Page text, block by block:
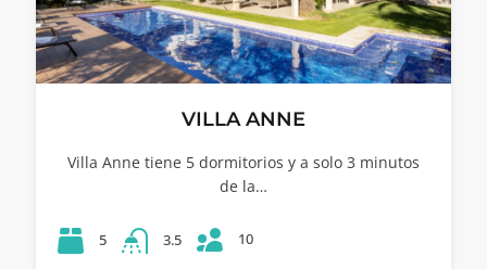
VILLA ANNE
Villa Anne tiene 5 dormitorios y a solo 3 minutos
de la…
5 3.5 10